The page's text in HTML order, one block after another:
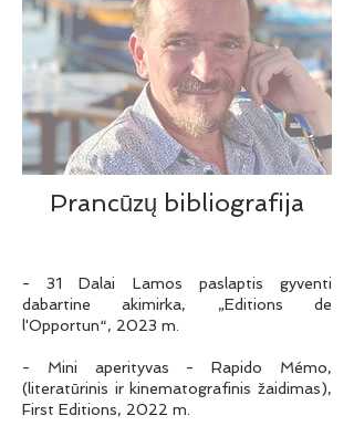
Prancūzų bibliografija
- 31 Dalai Lamos paslaptis gyventi
dabartine akimirka, „Editions de
l'Opportun“, 2023 m.
- Mini aperityvas - Rapido Mémo,
(literatūrinis ir kinematografinis žaidimas),
First Editions, 2022 m.